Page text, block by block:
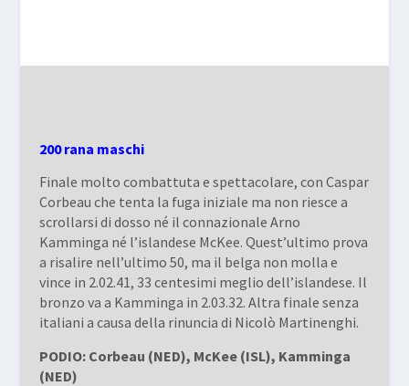
200 rana maschi
Finale molto combattuta e spettacolare, con Caspar
Corbeau che tenta la fuga iniziale ma non riesce a
scrollarsi di dosso né il connazionale Arno
Kamminga né l’islandese McKee. Quest’ultimo prova
a risalire nell’ultimo 50, ma il belga non molla e
vince in 2.02.41, 33 centesimi meglio dell’islandese. Il
bronzo va a Kamminga in 2.03.32. Altra finale senza
italiani a causa della rinuncia di Nicolò Martinenghi.
PODIO: Corbeau (NED), McKee (ISL), Kamminga
(NED)